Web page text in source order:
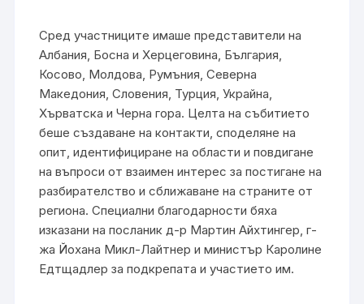
Сред участниците имаше представители на
Албания, Босна и Херцеговина, България,
Косово, Молдова, Румъния, Северна
Македония, Словения, Турция, Украйна,
Хърватска и Черна гора. Целта на събитието
беше създаване на контакти, споделяне на
опит, идентифициране на области и повдигане
на въпроси от взаимен интерес за постигане на
разбирателство и сближаване на страните от
региона. Специални благодарности бяха
изказани на посланик д-р Мартин Айхтингер, г-
жа Йохана Микл-Лайтнер и министър Каролине
Едтщадлер за подкрепата и участието им.